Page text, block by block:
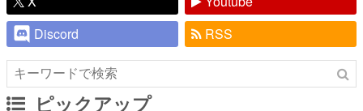
ピックアップ
電ファミのいま読まれている記事ランキング
アプリセール情報